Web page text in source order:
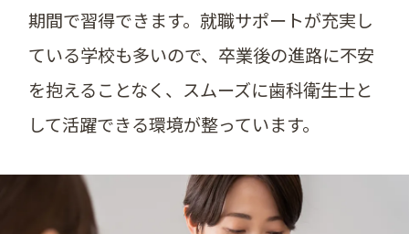
期間で習得できます。就職サポートが充実し
ている学校も多いので、卒業後の進路に不安
を抱えることなく、スムーズに歯科衛生士と
して活躍できる環境が整っています。